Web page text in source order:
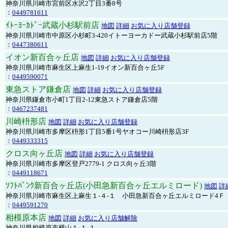
神奈川県川崎市宮前区水沢2丁目3番8号
： 0449781611
ｲﾄｰﾖｰｶﾄﾞｰ武蔵小杉駅前店 地図 詳細 お気に入り店舗登録
神奈川県川崎市中原区小杉町3-420イトーヨーカドー武蔵小杉駅前店5階
： 0447380611
イオン新百合ヶ丘店 地図 詳細 お気に入り店舗登録
神奈川県川崎市麻生区上麻生1-19イオン新百合ヶ丘5F
： 0449590071
東急ストア鎌倉店 地図 詳細 お気に入り店舗登録
神奈川県鎌倉市小町1丁目2-12東急ストア鎌倉店5階
： 0467237481
川崎枡形店 地図 詳細 お気に入り店舗登録
神奈川県川崎市多摩区枡形1丁目5番1号ヤオコー川崎枡形店3F
： 0449333315
クロス向ヶ丘店 地図 詳細 お気に入り店舗登録
神奈川県川崎市多摩区登戸2779-1 クロス向ヶ丘3階
： 0449118671
ｿﾌﾄﾊﾞﾝｸ新百合ヶ丘店(小田急新百合ヶ丘エルミロード) 地図 詳
神奈川県川崎市麻生区上麻生１-４-１ 小田急新百合ヶ丘エルミロード4Ｆ
： 0449591270
相模原本店 地図 詳細 お気に入り店舗解除